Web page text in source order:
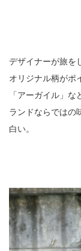
デザイナーが旅を
オリジナル柄がポ
「アーガイル」
ランドならではの
白い。